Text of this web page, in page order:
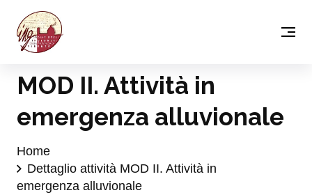
MOD II. Attività in
emergenza alluvionale
Home
Dettaglio attività MOD II. Attività in
emergenza alluvionale